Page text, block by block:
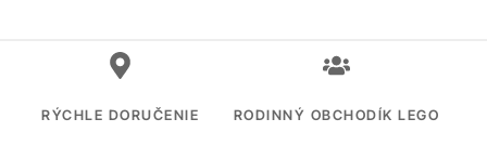
RÝCHLE DORUČENIE RODINNÝ OBCHODÍK LEGO